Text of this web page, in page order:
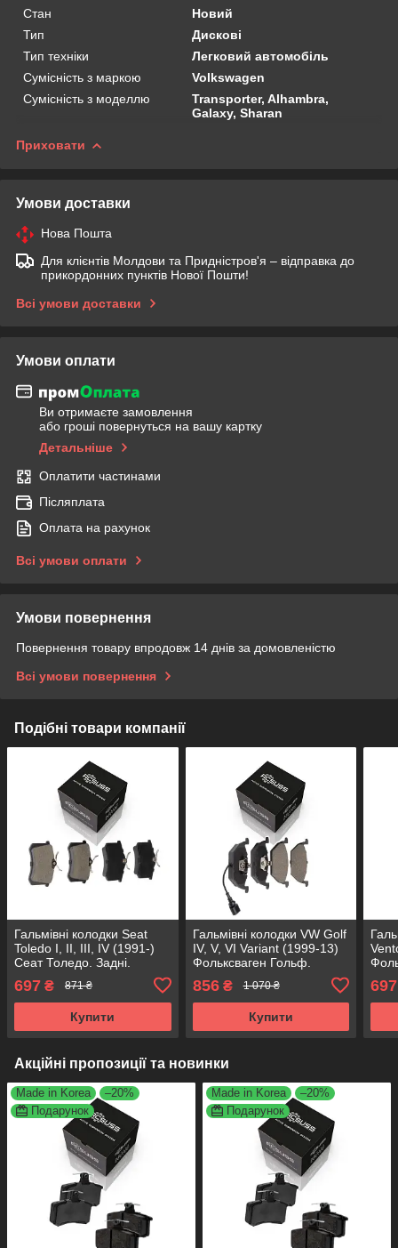
Стан
Новий
Тип
Дискові
Тип техніки
Легковий автомобіль
Сумісність з маркою
Volkswagen
Сумісність з моделлю
Transporter, Alhambra,
Galaxy, Sharan
Приховати
Умови доставки
Нова Пошта
Для клієнтів Молдови та Придністров'я – відправка до
прикордонних пунктів Нової Пошти!
Всі умови доставки
Умови оплати
Ви отримаєте замовлення
або гроші повернуться на вашу картку
Детальніше
Оплатити частинами
Післяплата
Оплата на рахунок
Всі умови оплати
Умови повернення
Повернення товару впродовж 14 днів за домовленістю
Всі умови повернення
Подібні товари компанії
Гальмівні колодки Seat
Toledo I, II, III, IV (1991-)
Сеат Толедо. Задні.
КОРЕЯ Acsuss! GDB1330 ,
FDB1083 , FDB1491 ,
FDB4260
697 ₴ 871 ₴
Купити
Гальмівні колодки VW Golf
IV, V, VI Variant (1999-13)
Фольксваген Гольф.
КОРЕЯ Acsuss! GDB1386 ,
FDB1398
856₴ 1 070 ₴
Купити
697
Акційні пропозиції та новинки
Made in Korea
–20%
Подарунок
Made in Korea
–20%
Подарунок